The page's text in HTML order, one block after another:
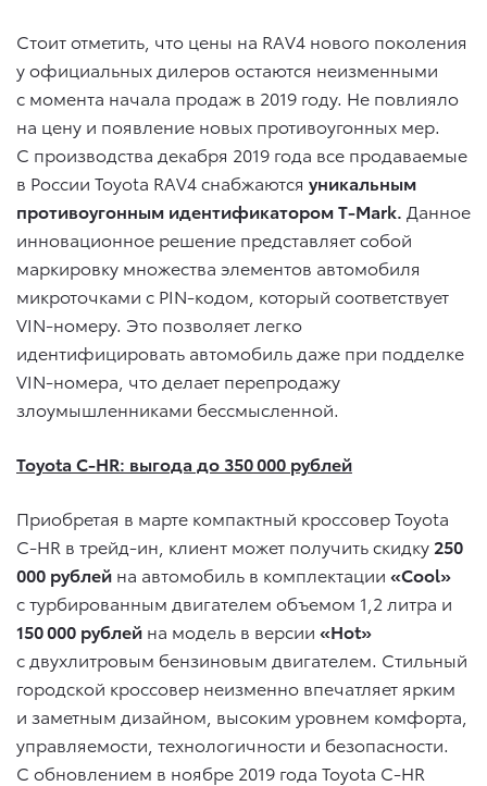
Стоит отметить, что цены на RAV4 нового поколения
у официальных дилеров остаются неизменными
с момента начала продаж в 2019 году. Не повлияло
на цену и появление новых противоугонных мер.
С производства декабря 2019 года все продаваемые
в России Toyota RAV4 снабжаются уникальным
противоугонным идентификатором T-Mark. Данное
инновационное решение представляет собой
маркировку множества элементов автомобиля
микроточками с PIN-кодом, который соответствует
VIN-номеру. Это позволяет легко
идентифицировать автомобиль даже при подделке
VIN-номера, что делает перепродажу
злоумышленниками бессмысленной.
Toyota C-HR: выгода до 350 000 рублей
Приобретая в марте компактный кроссовер Toyota
C-HR в трейд-ин, клиент может получить скидку 250
000 рублей на автомобиль в комплектации «Cool»
с турбированным двигателем объемом 1,2 литра и
150 000 рублей на модель в версии «Hot»
с двухлитровым бензиновым двигателем. Стильный
городской кроссовер неизменно впечатляет ярким
и заметным дизайном, высоким уровнем комфорта,
управляемости, технологичности и безопасности.
С обновлением в ноябре 2019 года Toyota C-HR